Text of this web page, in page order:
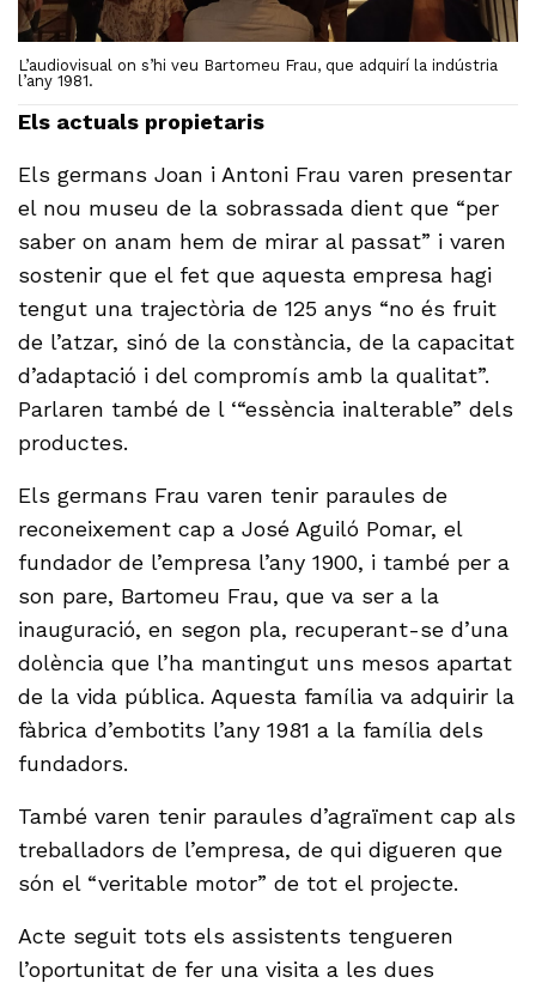
L’audiovisual on s’hi veu Bartomeu Frau, que adquirí la indústria
l’any 1981.
Els actuals propietaris
Els germans Joan i Antoni Frau varen presentar
el nou museu de la sobrassada dient que “per
saber on anam hem de mirar al passat” i varen
sostenir que el fet que aquesta empresa hagi
tengut una trajectòria de 125 anys “no és fruit
de l’atzar, sinó de la constància, de la capacitat
d’adaptació i del compromís amb la qualitat”.
Parlaren també de l ‘“essència inalterable” dels
productes.
Els germans Frau varen tenir paraules de
reconeixement cap a José Aguiló Pomar, el
fundador de l’empresa l’any 1900, i també per a
son pare, Bartomeu Frau, que va ser a la
inauguració, en segon pla, recuperant-se d’una
dolència que l’ha mantingut uns mesos apartat
de la vida pública. Aquesta família va adquirir la
fàbrica d’embotits l’any 1981 a la família dels
fundadors.
També varen tenir paraules d’agraïment cap als
treballadors de l’empresa, de qui digueren que
són el “veritable motor” de tot el projecte.
Acte seguit tots els assistents tengueren
l’oportunitat de fer una visita a les dues